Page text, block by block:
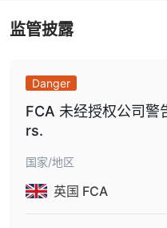
监管披露
Danger
FCA 未经授权公司警
rs.
国家/地区
英国 FCA